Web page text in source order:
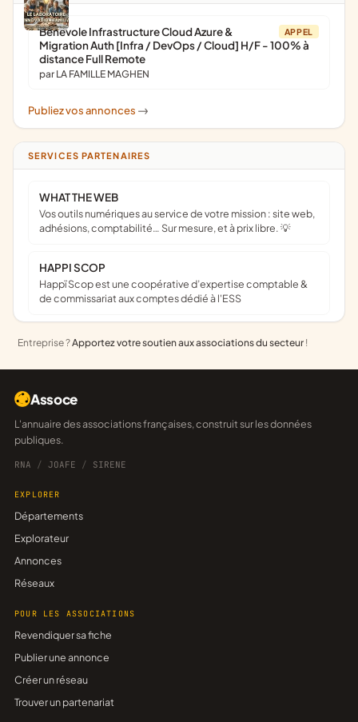
APPEL
Bénévole Infrastructure Cloud Azure &
Migration Auth [Infra / DevOps / Cloud] H/F - 100% à
distance Full Remote
par LA FAMILLE MAGHEN
Publiez vos annonces ->
SERVICES PARTENAIRES
WHAT THE WEB
Vos outils numériques au service de votre mission : site web,
adhésions, comptabilité… Sur mesure, et à prix libre. 💡
HAPPI SCOP
Happï Scop est une coopérative d’expertise comptable &
de commissariat aux comptes dédié à l'ESS
Entreprise ?Apportez votre soutien aux associations du secteur !
Assoce
L'annuaire des associations françaises, construit sur les données
publiques.
RNA / JOAFE / SIRENE
EXPLORER
Départements
Explorateur
Annonces
Réseaux
POUR LES ASSOCIATIONS
Revendiquer sa fiche
Publier une annonce
Créer un réseau
Trouver un partenariat